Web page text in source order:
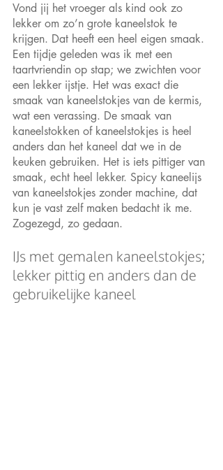
Vond jij het vroeger als kind ook zo
lekker om zo’n grote kaneelstok te
krijgen. Dat heeft een heel eigen smaak.
Een tijdje geleden was ik met een
taartvriendin op stap; we zwichten voor
een lekker ijstje. Het was exact die
smaak van kaneelstokjes van de kermis,
wat een verassing. De smaak van
kaneelstokken of kaneelstokjes is heel
anders dan het kaneel dat we in de
keuken gebruiken. Het is iets pittiger van
smaak, echt heel lekker. Spicy kaneelijs
van kaneelstokjes zonder machine, dat
kun je vast zelf maken bedacht ik me.
Zogezegd, zo gedaan.
IJs met gemalen kaneelstokjes;
lekker pittig en anders dan de
gebruikelijke kaneel